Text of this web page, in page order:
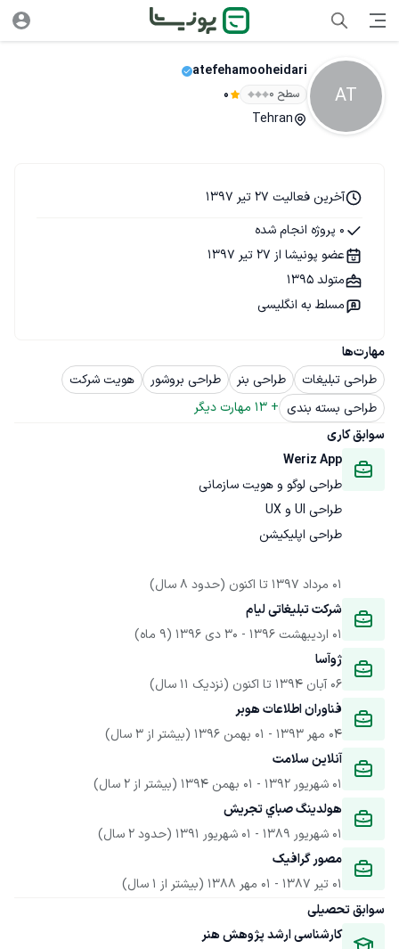
AT
atefehamooheidari
سطح ۰ 0
Tehran
مهارت‌ها
طراحی تبلیغات
طراحی بنر طراحی بروشور
هویت شرکت
طراحی بسته بندی +
13 مهارت دیگر
سوابق کاری
Weriz App
01 مرداد 1397 تا اکنون (حدود 8 سال)
ﺷﺮﮐﺖ ﺗﺒﻠﯿﻐﺎﺗﯽ ﻟﯿﺎم
01 اردیبهشت 1396
- 30 دی 1396
(9 ماه)
ژوآﺳﺎ
06 آبان 1394
تا اکنون (نزدیک 11 سال)
ﻓﻨﺎوران اﻃﻼﻋﺎت ﻫﻮﺑﺮ
04 مهر 1393
- 01 بهمن 1396
(بیشتر از 3 سال)
آنلاین سلامت
01 شهریور 1392
- 01 بهمن 1394
(بیشتر از 2 سال)
ﻫﻮﻟﺪﯾﻨﮓ ﺻﺒﺎي ﺗﺠﺮﯾﺶ
01 شهریور 1389
- 01 شهریور 1391
(حدود 2 سال)
ﻣﺼﻮر ﮔﺮاﻓﯿﮏ
01 تیر 1387
- 01 مهر 1388
(بیشتر از 1 سال)
سوابق تحصیلی
کارشناسی ارشد پژوهش هنر
آخرین فعالیت 27 تیر 1397
0 پروژه انجام شده
عضو پونیشا از 27 تیر 1397
متولد 1395
مسلط به انگلیسی